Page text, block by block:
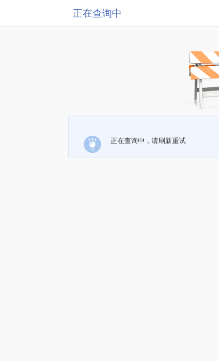
正在查询中
正在查询中，请刷新重试